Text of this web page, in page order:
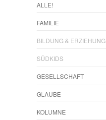
ALLE!
FAMILIE
BILDUNG & ERZIEHUNG
SÜDKIDS
GESELLSCHAFT
GLAUBE
KOLUMNE